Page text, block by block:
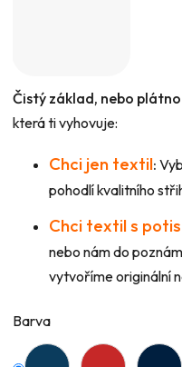
Čistý základ, nebo
která ti vyhovuje:
Chci jen textil:
pohodlí kvalitního
Chci textil s
nebo nám do
vytvoříme originální
Barva